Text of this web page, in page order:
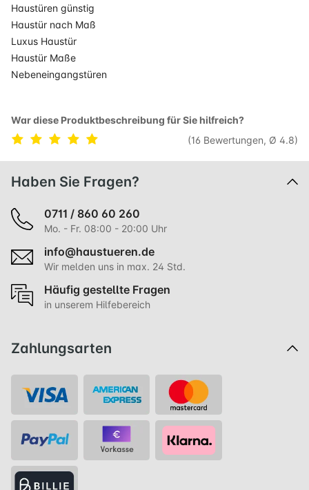
Haustüren günstig
Haustür nach Maß
Luxus Haustür
Haustür Maße
Nebeneingangstüren
War diese Produktbeschreibung für Sie hilfreich?
(16 Bewertungen, Ø 4.8)
Haben Sie Fragen?
0711 / 860 60 260
Mo. - Fr. 08:00 - 20:00 Uhr
info@haustueren.de
Wir melden uns in max. 24 Std.
Häufig gestellte Fragen
in unserem Hilfebereich
Zahlungsarten